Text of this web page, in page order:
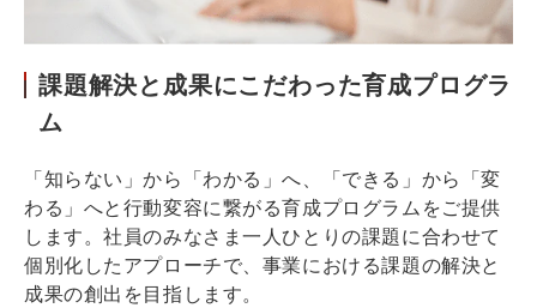
課題解決と成果にこだわった育成プログラ
ム
「知らない」から「わかる」へ、「できる」から「変
わる」へと行動変容に繋がる育成プログラムをご提供
します。社員のみなさま一人ひとりの課題に合わせて
個別化したアプローチで、事業における課題の解決と
成果の創出を目指します。